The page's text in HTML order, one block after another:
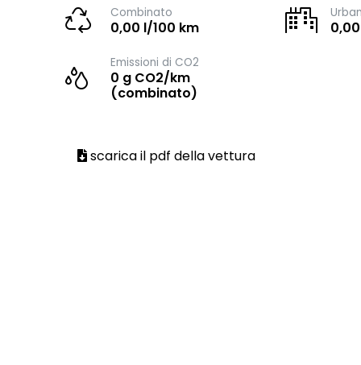
Combinato
0,00 l/100 km
Emissioni di CO2
0 g CO2/km
(combinato)
scarica il pdf della vettura